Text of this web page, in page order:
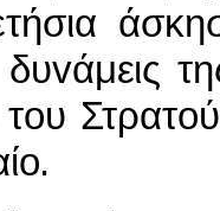
τoυ